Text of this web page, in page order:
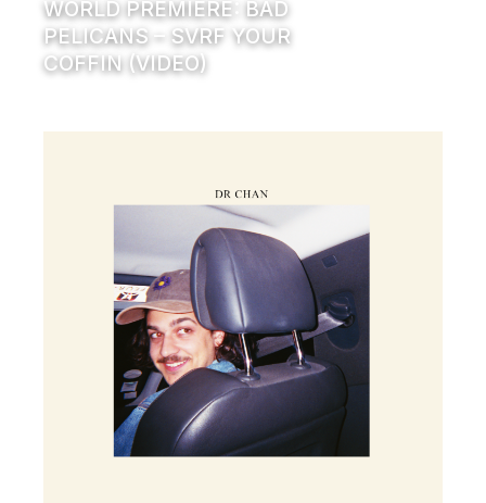
WORLD PREMIERE: BAD
PELICANS – SVRF YOUR
COFFIN (VIDEO)